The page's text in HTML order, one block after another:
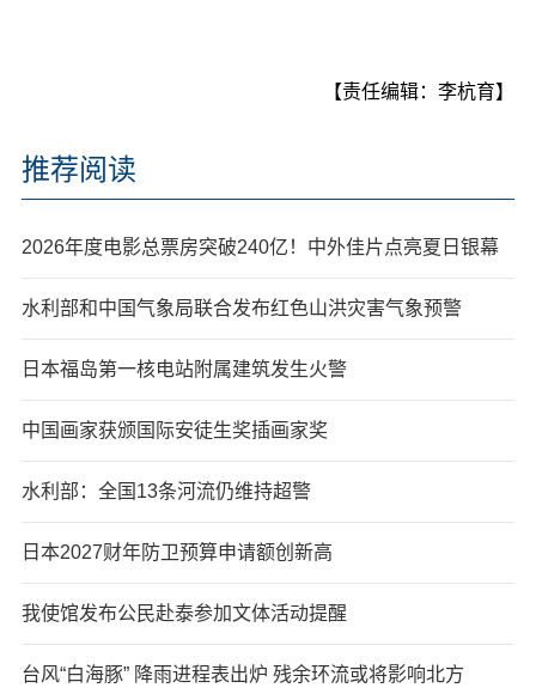
【责任编辑：李杭育】
推荐阅读
2026年度电影总票房突破240亿！中外佳片点亮夏日银幕
水利部和中国气象局联合发布红色山洪灾害气象预警
日本福岛第一核电站附属建筑发生火警
中国画家获颁国际安徒生奖插画家奖
水利部：全国13条河流仍维持超警
日本2027财年防卫预算申请额创新高
我使馆发布公民赴泰参加文体活动提醒
台风“白海豚” 降雨进程表出炉 残余环流或将影响北方